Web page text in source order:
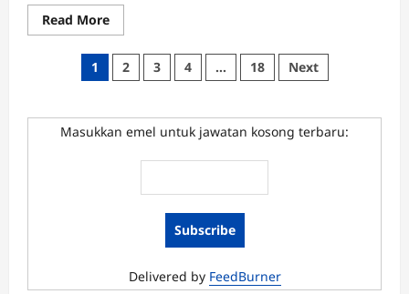
Read MoreRead
more
Jawatan
Kosong
Institut
Malaysia
Jun
Posts
1 2 3 4 … 18 Next
Masukkan emel untuk jawatan kosong terbaru:
Delivered by FeedBurner